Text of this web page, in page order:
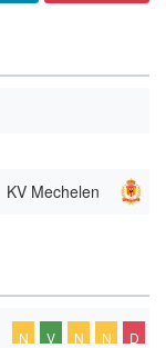
KV Mechelen
N V N N D